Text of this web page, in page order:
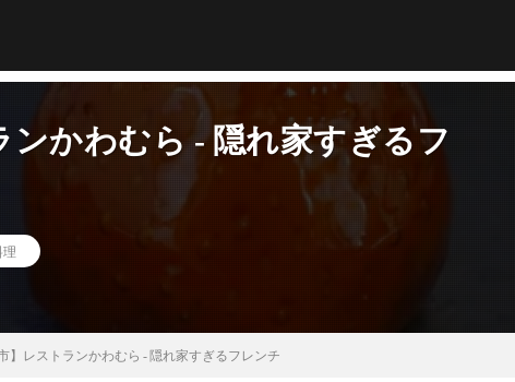
かわむら ‐ 隠れ家すぎるフ
理
】レストランかわむら ‐ 隠れ家すぎるフレンチ